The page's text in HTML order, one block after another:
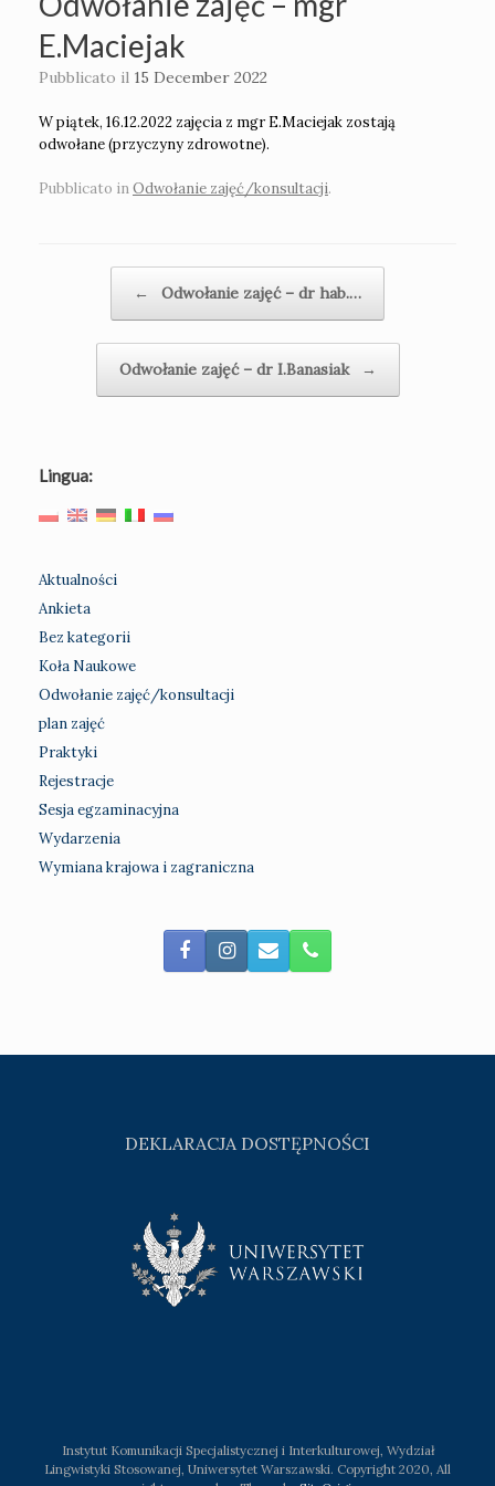
E.Maciejak
Pubblicato il 15 December 2022
W piątek, 16.12.2022 zajęcia z mgr E.Maciejak zostają
odwołane (przyczyny zdrowotne).
Pubblicato inOdwołanie zajęć/konsultacji.
← Odwołanie zajęć – dr hab.…
Odwołanie zajęć – dr I.Banasiak →
Lingua:
Aktualności
Ankieta
Bez kategorii
Koła Naukowe
Odwołanie zajęć/konsultacji
plan zajęć
Praktyki
Rejestracje
Sesja egzaminacyjna
Wydarzenia
Wymiana krajowa i zagraniczna
DEKLARACJA DOSTĘPNOŚCI
Instytut Komunikacji Specjalistycznej i Interkulturowej, Wydział
Lingwistyki Stosowanej, Uniwersytet Warszawski. Copyright 2020, All